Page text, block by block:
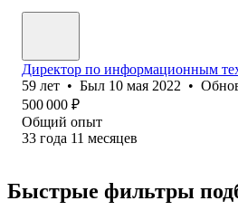
Директор по информационным
59 лет • Был 10 мая 2022 •
500 000 ₽
Общий опыт
33 года 11 месяцев
Быстрые фильтры